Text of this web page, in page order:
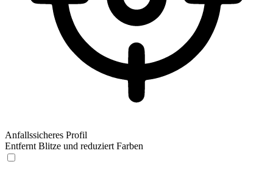
Anfallssicheres Profil
Entfernt Blitze und reduziert Farben